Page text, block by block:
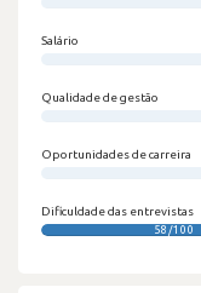
Salário
Qualidade de gestão
Oportunidades de carreira
Dificuldade das entrevistas
58/100